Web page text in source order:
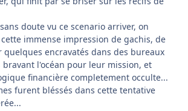
doute vu ce scenario arriver, on
immense impression de gachis, de
quelques encravatés dans des bureaux
bravant l'océan pour leur mission, et
financière completement occulte...
furent bléssés dans cette tentative